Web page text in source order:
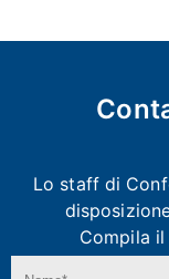
Lo staff di
Compila